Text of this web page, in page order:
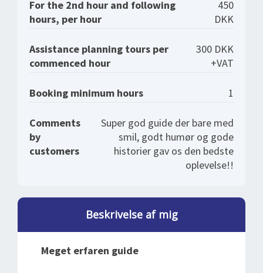
For the 2nd hour and following
hours, per hour
450
DKK
Assistance planning tours per
commenced hour
300 DKK
+VAT
Booking minimum hours 1
Comments
by
customers
Super god guide der bare med
smil, godt humør og gode
historier gav os den bedste
oplevelse!!
Beskrivelse af mig
Meget erfaren guide